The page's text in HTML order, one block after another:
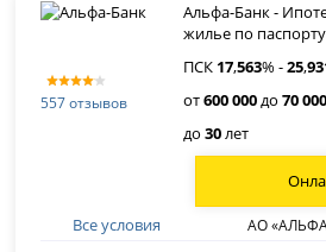
557 отзывов
Альфа-Банк -
жилье по паспорту
ПСК 17,563% -25,
от600 000до70
до30лет
Все условия АО